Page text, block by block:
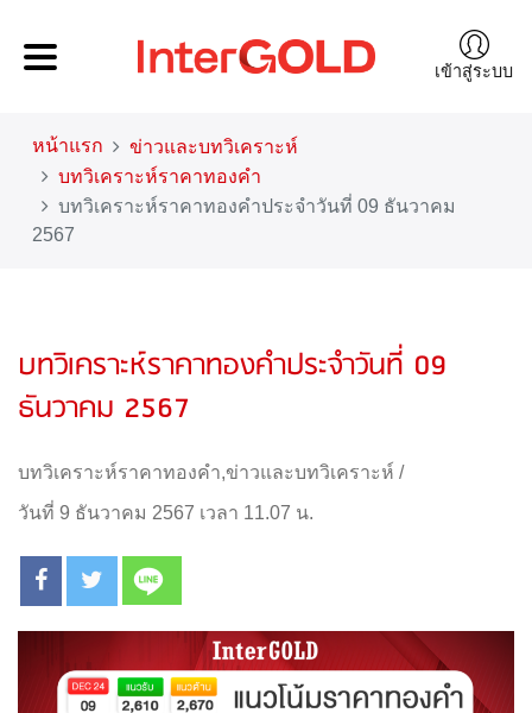
เข้าสู่ระบบ
หน้าแรก
ข่าวและบทวิเคราะห์
บทวิเคราะห์ราคาทองคำ
บทวิเคราะห์ราคาทองคำประจำวันที่ 09 ธันวาคม
2567
บทวิเคราะห์ราคาทองคำประจำวันที่ 09
ธันวาคม 2567
บทวิเคราะห์ราคาทองคำ,ข่าวและบทวิเคราะห์ /
วันที่ 9 ธันวาคม 2567 เวลา 11.07 น.